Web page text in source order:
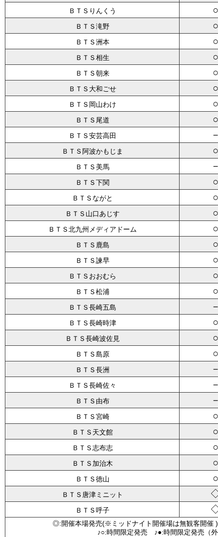
ＢＴＳりんくう ○
ＢＴＳ滝野 ○
ＢＴＳ洲本 ○
ＢＴＳ相生 ○
ＢＴＳ朝来 ○
ＢＴＳ大和ごせ ○
ＢＴＳ岡山わけ ○
ＢＴＳ尾道 ○
ＢＴＳ安芸高田
ＢＴＳ阿波かもじま ○
ＢＴＳ美馬
ＢＴＳ下関 ○
ＢＴＳながと ○
ＢＴＳ山口あじす ○
ＢＴＳ北九州メディアドーム ○
ＢＴＳ鹿島 ○
ＢＴＳ諫早 ○
ＢＴＳおおむら ○
ＢＴＳ松浦 ○
ＢＴＳ長崎五島
ＢＴＳ長崎時津 ○
ＢＴＳ長崎波佐見 ○
ＢＴＳ島原 ○
ＢＴＳ長洲
ＢＴＳ長崎佐々
ＢＴＳ由布
ＢＴＳ宮崎 ○
ＢＴＳ天文館 ○
ＢＴＳ志布志 ○
ＢＴＳ加治木 ○
ＢＴＳ徳山 ○
ＢＴＳ唐津ミニット
ＢＴＳ呼子
◎:開催本場発売(※ミッドナイト開催場は無観客
♪○:時間限定発売 ♪●:時間限定発売